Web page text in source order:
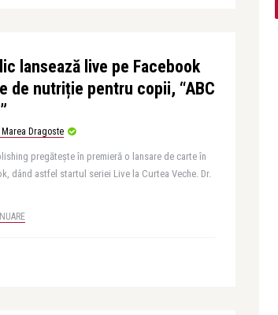
lansează live pe Facebook
de nutriție pentru copii, “ABC
Dragoste
pregătește în premieră o lansare de carte în
dând astfel startul seriei Live la Curtea Veche. Dr.